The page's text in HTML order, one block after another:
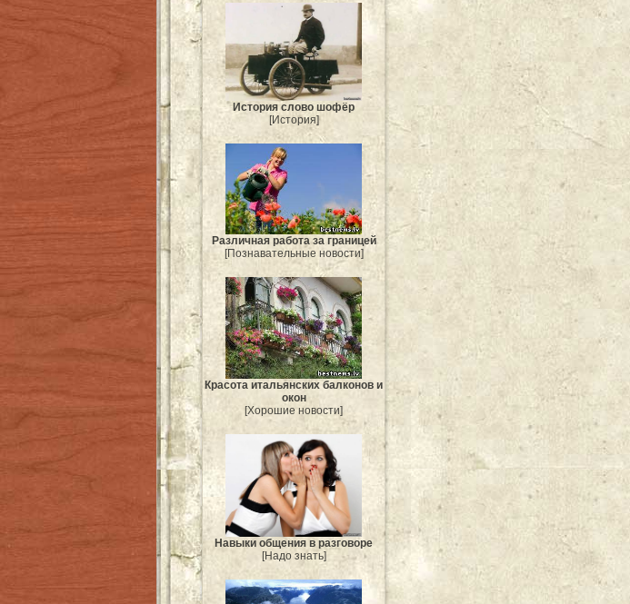
История слово шофёр
[История]
Различная работа за границей
[Познавательные новости]
Красота итальянских балконов и
окон
[Хорошие новости]
Навыки общения в разговоре
[Надо знать]